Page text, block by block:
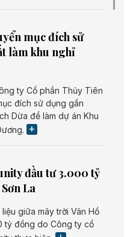
mục đích sử
làm khu nghỉ
ty Cổ phần Thủy Tiên
đích sử dụng gần
Dừa để làm dự án Khu
đầu tư 3.000 tỷ
La
giữa mây trời Vân Hồ
tỷ đồng do Công ty cổ